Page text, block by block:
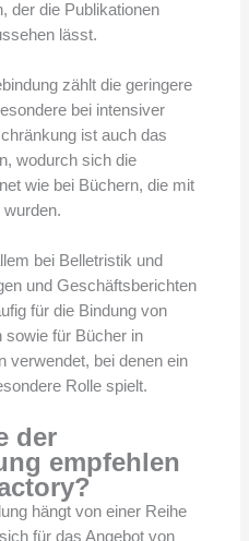
der die Publikationen
lässt.
zählt die geringere
bei intensiver
ist auch das
wodurch sich die
wie bei Büchern, die mit
wurden.
bei Belletristik und
und Geschäftsberichten
für die Bindung von
sowie für Bücher in
verwendet, bei denen ein
Rolle spielt.
der
empfehlen
hängt von einer Reihe
für das Angebot von